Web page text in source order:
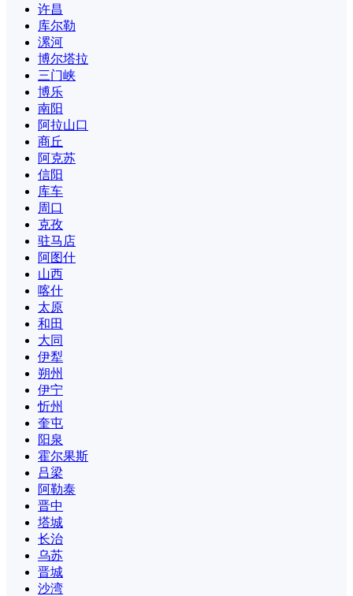
许昌
库尔勒
漯河
博尔塔拉
三门峡
博乐
南阳
阿拉山口
商丘
阿克苏
信阳
库车
周口
克孜
驻马店
阿图什
山西
喀什
太原
和田
大同
伊犁
朔州
伊宁
忻州
奎屯
阳泉
霍尔果斯
吕梁
阿勒泰
晋中
塔城
长治
乌苏
晋城
沙湾